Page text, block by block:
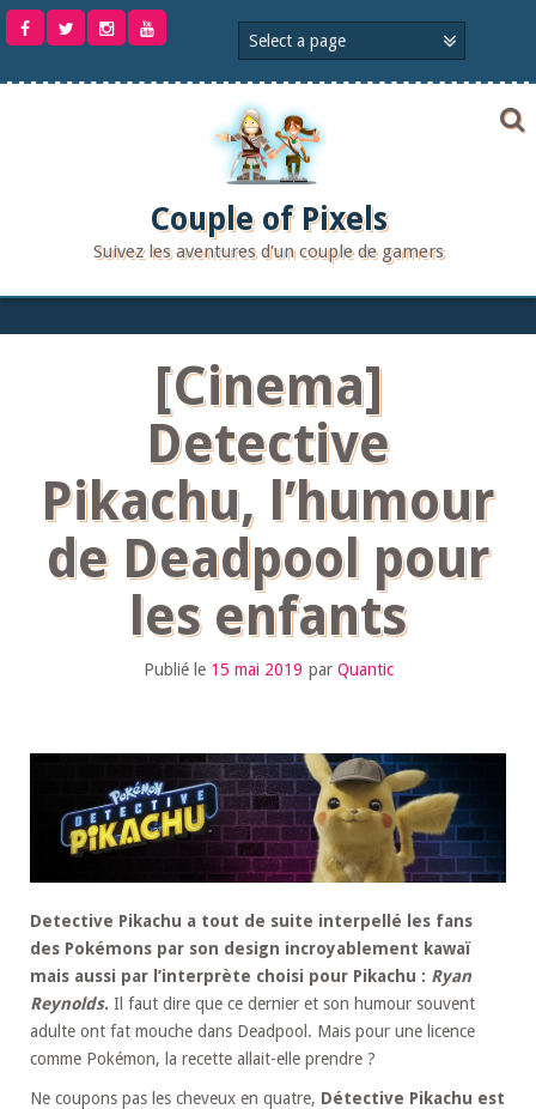
Aller
Couple of Pixels
Suivez les aventures d'un couple de gamers
[Cinema]
Detective
Pikachu, l’humour
de Deadpool pour
les enfants
Publié le 15 mai 2019 par Quantic
Detective Pikachu a tout de suite interpellé les fans
des Pokémons par son design incroyablement kawaï
mais aussi par l’interprète choisi pour Pikachu : Ryan
Reynolds. Il faut dire que ce dernier et son humour souvent
adulte ont fat mouche dans Deadpool. Mais pour une licence
comme Pokémon, la recette allait-elle prendre ?
Ne coupons pas les cheveux en quatre, Détective Pikachu est